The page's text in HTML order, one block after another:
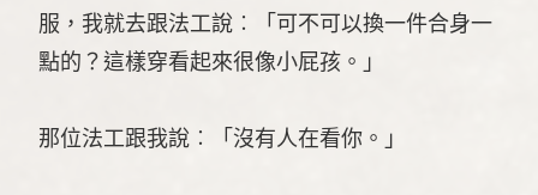
服，我就去跟法工說︰「可不可以換一件合身一
點的？這樣穿看起來很像小屁孩。」
那位法工跟我說︰「沒有人在看你。」